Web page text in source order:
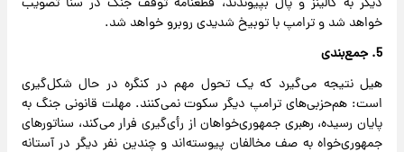
خواهد شد و ترامپ با توبیخ شدیدی روبرو خواهد شد.
هیل نتیجه می‌گیرد که یک تحول مهم در کنگره در حال شکل‌گیری
است: هم‌حزبی‌های ترامپ دیگر سکوت نمی‌کنند. مهلت قانونی جنگ به
پایان رسیده، رهبری جمهوری‌خواهان از رأی‌گیری فرار می‌کند، سناتورهای
جمهوری‌خواه به صف مخالفان پیوسته‌اند و چندین نفر دیگر در آستانه